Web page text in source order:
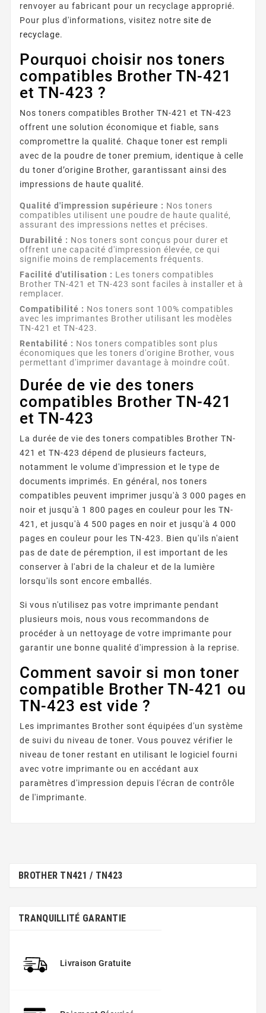
renvoyer au fabricant pour un recyclage approprié.
Pour plus d'informations, visitez notre site de
recyclage.
Pourquoi choisir nos toners
compatibles Brother TN-421
et TN-423 ?
Nos toners compatibles Brother TN-421 et TN-423
offrent une solution économique et fiable, sans
compromettre la qualité. Chaque toner est rempli
avec de la poudre de toner premium, identique à celle
du toner d’origine Brother, garantissant ainsi des
impressions de haute qualité.
Qualité d'impression supérieure : Nos toners
compatibles utilisent une poudre de haute qualité,
assurant des impressions nettes et précises.
Durabilité : Nos toners sont conçus pour durer et
offrent une capacité d'impression élevée, ce qui
signifie moins de remplacements fréquents.
Facilité d'utilisation : Les toners compatibles
Brother TN-421 et TN-423 sont faciles à installer et à
remplacer.
Compatibilité : Nos toners sont 100% compatibles
avec les imprimantes Brother utilisant les modèles
TN-421 et TN-423.
Rentabilité : Nos toners compatibles sont plus
économiques que les toners d'origine Brother, vous
permettant d'imprimer davantage à moindre coût.
Durée de vie des toners
compatibles Brother TN-421
et TN-423
La durée de vie des toners compatibles Brother TN-
421 et TN-423 dépend de plusieurs facteurs,
notamment le volume d'impression et le type de
documents imprimés. En général, nos toners
compatibles peuvent imprimer jusqu'à 3 000 pages en
noir et jusqu'à 1 800 pages en couleur pour les TN-
421, et jusqu'à 4 500 pages en noir et jusqu'à 4 000
pages en couleur pour les TN-423. Bien qu'ils n'aient
pas de date de péremption, il est important de les
conserver à l'abri de la chaleur et de la lumière
lorsqu'ils sont encore emballés.
Si vous n'utilisez pas votre imprimante pendant
plusieurs mois, nous vous recommandons de
procéder à un nettoyage de votre imprimante pour
garantir une bonne qualité d'impression à la reprise.
Comment savoir si mon toner
compatible Brother TN-421 ou
TN-423 est vide ?
Les imprimantes Brother sont équipées d'un système
de suivi du niveau de toner. Vous pouvez vérifier le
niveau de toner restant en utilisant le logiciel fourni
avec votre imprimante ou en accédant aux
paramètres d'impression depuis l'écran de contrôle
de l'imprimante.
BROTHER TN421 / TN423
TRANQUILLITÉ GARANTIE
Livraison Gratuite